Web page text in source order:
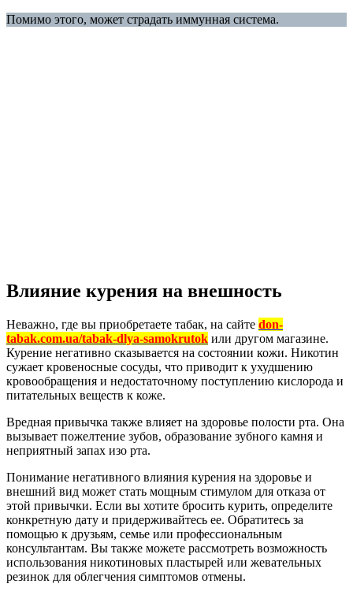
Помимо этого, может страдать иммунная система.
Влияние курения на внешность
Неважно, где вы приобретаете табак, на сайте don-
tabak.com.ua/tabak-dlya-samokrutok или другом магазине.
Курение негативно сказывается на состоянии кожи. Никотин
сужает кровеносные сосуды, что приводит к ухудшению
кровообращения и недостаточному поступлению кислорода и
питательных веществ к коже.
Вредная привычка также влияет на здоровье полости рта. Она
вызывает пожелтение зубов, образование зубного камня и
неприятный запах изо рта.
Понимание негативного влияния курения на здоровье и
внешний вид может стать мощным стимулом для отказа от
этой привычки. Если вы хотите бросить курить, определите
конкретную дату и придерживайтесь ее. Обратитесь за
помощью к друзьям, семье или профессиональным
консультантам. Вы также можете рассмотреть возможность
использования никотиновых пластырей или жевательных
резинок для облегчения симптомов отмены.